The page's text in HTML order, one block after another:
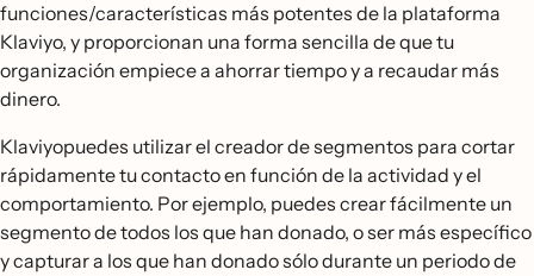
funciones/características más potentes de la plataforma
Klaviyo, y proporcionan una forma sencilla de que tu
organización empiece a ahorrar tiempo y a recaudar más
dinero.
Klaviyopuedes utilizar el creador de segmentos para cortar
rápidamente tu contacto en función de la actividad y el
comportamiento. Por ejemplo, puedes crear fácilmente un
segmento de todos los que han donado, o ser más específico
y capturar a los que han donado sólo durante un periodo de